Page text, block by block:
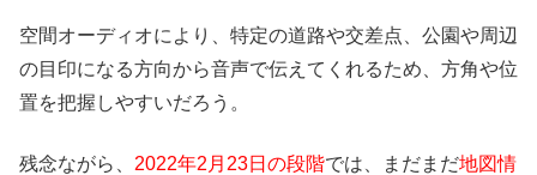
空間オーディオにより、特定の道路や交差点、公園や周辺
の目印になる方向から音声で伝えてくれるため、方角や位
置を把握しやすいだろう。
残念ながら、 2022年2月23日の段階では、まだまだ地図情